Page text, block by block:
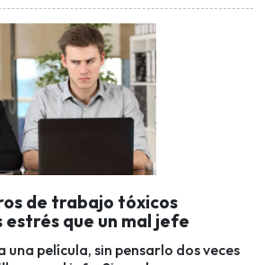
de trabajo tóxicos
estrés que un mal jefe
película, sin pensarlo dos veces